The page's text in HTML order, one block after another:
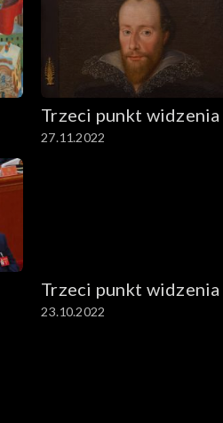
Trzeci punkt widzenia
27.11.2022
Trzeci punkt widzenia
23.10.2022